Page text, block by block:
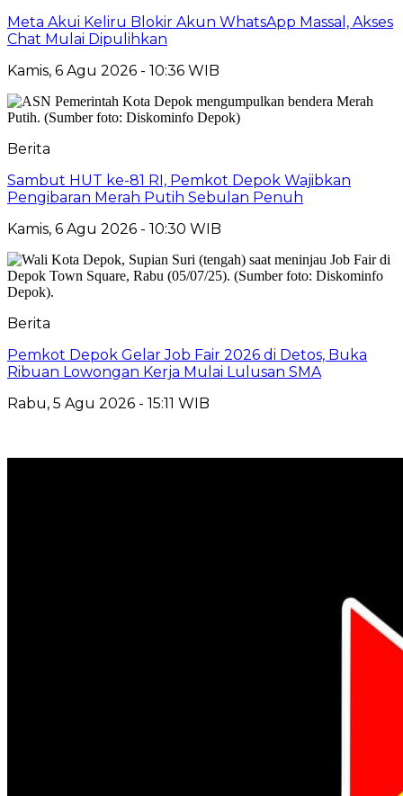
Meta Akui Keliru Blokir Akun WhatsApp Massal, Akses
Chat Mulai Dipulihkan
Kamis, 6 Agu 2026 - 10:36 WIB
Berita
Sambut HUT ke-81 RI, Pemkot Depok Wajibkan
Pengibaran Merah Putih Sebulan Penuh
Kamis, 6 Agu 2026 - 10:30 WIB
Berita
Pemkot Depok Gelar Job Fair 2026 di Detos, Buka
Ribuan Lowongan Kerja Mulai Lulusan SMA
Rabu, 5 Agu 2026 - 15:11 WIB